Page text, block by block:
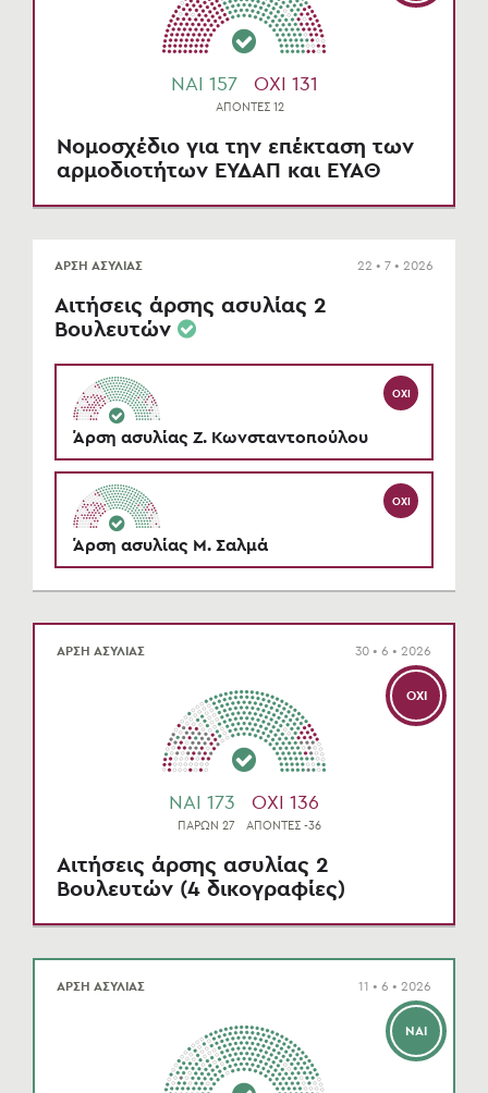
NAI 157 OXI 131
ΑΠΟΝΤΕΣ 12
Νομοσχέδιο για την επέκταση των
αρμοδιοτήτων ΕΥΔΑΠ και ΕΥΑΘ
ΑΡΣΗ ΑΣΥΛΙΑΣ 22 • 7 • 2026
Αιτήσεις άρσης ασυλίας 2
Βουλευτών
ΌΧΙ
Άρση ασυλίας Ζ. Κωνσταντοπούλου
ΌΧΙ
Άρση ασυλίας Μ. Σαλμά
ΌΧΙ
ΑΡΣΗ ΑΣΥΛΙΑΣ 30 • 6 • 2026
NAI 173 OXI 136
ΠΑΡΩΝ 27 ΑΠΟΝΤΕΣ -36
Αιτήσεις άρσης ασυλίας 2
Βουλευτών (4 δικογραφίες)
ΝΑΙ
ΑΡΣΗ ΑΣΥΛΙΑΣ 11 • 6 • 2026